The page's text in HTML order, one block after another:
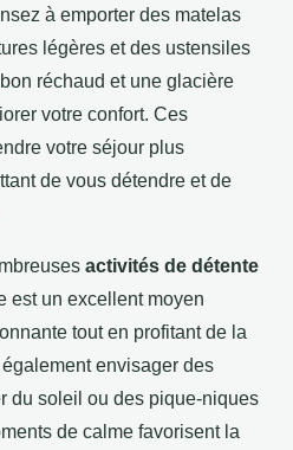
à emporter des matelas
légères et des ustensiles
réchaud et une glacière
votre confort. Ces
votre séjour plus
de vous détendre et de
activités de détente
est un excellent moyen
tout en profitant de la
envisager des
du soleil ou des pique-niques
de calme favorisent la